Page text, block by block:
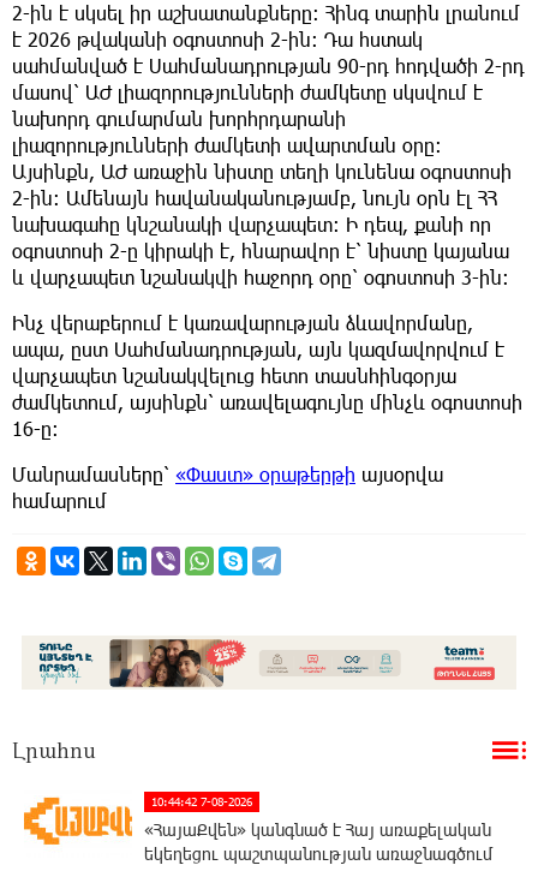
2-ին է սկսել իր աշխատանքները։ Հինգ տարին լրանում
է 2026 թվականի օգոստոսի 2-ին։ Դա հստակ
սահմանված է Սահմանադրության 90-րդ հոդվածի 2-րդ
մասով՝ ԱԺ լիազորությունների ժամկետը սկսվում է
նախորդ գումարման խորհրդարանի
լիազորությունների ժամկետի ավարտման օրը։
Այսինքն, ԱԺ առաջին նիստը տեղի կունենա օգոստոսի
2-ին։ Ամենայն հավանականությամբ, նույն օրն էլ ՀՀ
նախագահը կնշանակի վարչապետ: Ի դեպ, քանի որ
օգոստոսի 2-ը կիրակի է, հնարավոր է՝ նիստը կայանա
և վարչապետ նշանակվի հաջորդ օրը՝ օգոստոսի 3-ին:
Ինչ վերաբերում է կառավարության ձևավորմանը,
ապա, ըստ Սահմանադրության, այն կազմավորվում է
վարչապետ նշանակվելուց հետո տասնհինգօրյա
ժամկետում, այսինքն՝ առավելագույնը մինչև օգոստոսի
16-ը:
Մանրամասները՝ «Փաստ» օրաթերթի այսօրվա
համարում
Լրահոս
10:44:42 7-08-2026
«ՀայաՔվեն» կանգնած է Հայ առաքելական
եկեղեցու պաշտպանության առաջնագծում